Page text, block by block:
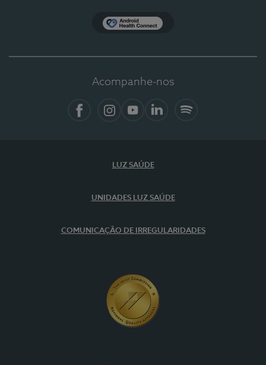
Acompanhe-nos
LUZ SAÚDE
UNIDADES LUZ SAÚDE
COMUNICAÇÃO DE IRREGULARIDADES